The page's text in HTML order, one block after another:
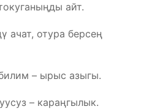
айт.
ачат, отура берсең
– ырыс азыгы.
– караңгылык.